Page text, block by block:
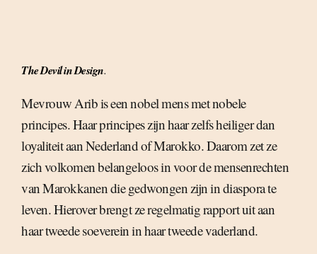
The Devil in Design.
Mevrouw Arib is een nobel mens met nobele
principes. Haar principes zijn haar zelfs heiliger dan
loyaliteit aan Nederland of Marokko. Daarom zet ze
zich volkomen belangeloos in voor de mensenrechten
van Marokkanen die gedwongen zijn in diaspora te
leven. Hierover brengt ze regelmatig rapport uit aan
haar tweede soeverein in haar tweede vaderland.